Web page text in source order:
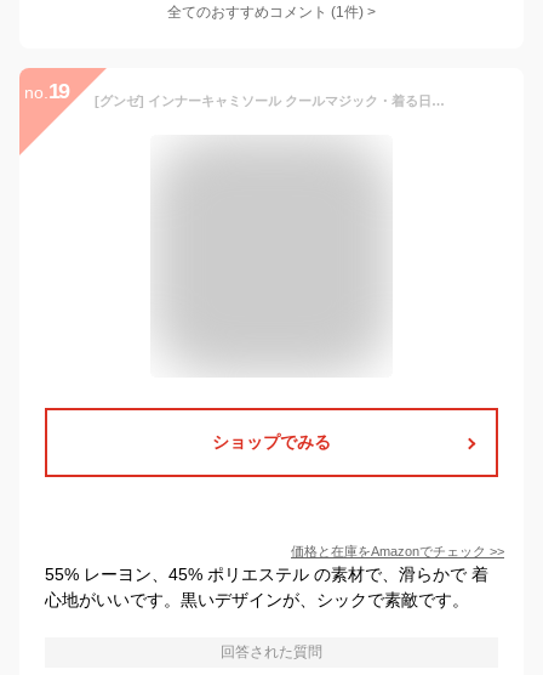
全てのおすすめコメント (1件) >
no. 19 [グンゼ] インナーキャミソール クールマジック・着る日焼け止め 汗取り付き MC6053 レディース ブラック M
ショップでみる
価格と在庫をAmazonでチェック >>
55% レーヨン、45% ポリエステル の素材で、滑らかで 着
心地がいいです。黒いデザインが、シックで素敵です。
回答された質問